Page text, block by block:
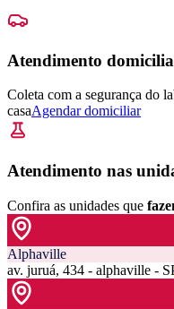
Atendimento
Coleta com a segurança do
casaAgendar domiciliar
Atendimento nas
Confira as unidades que
Alphaville
av. juruá, 434 - alphaville -